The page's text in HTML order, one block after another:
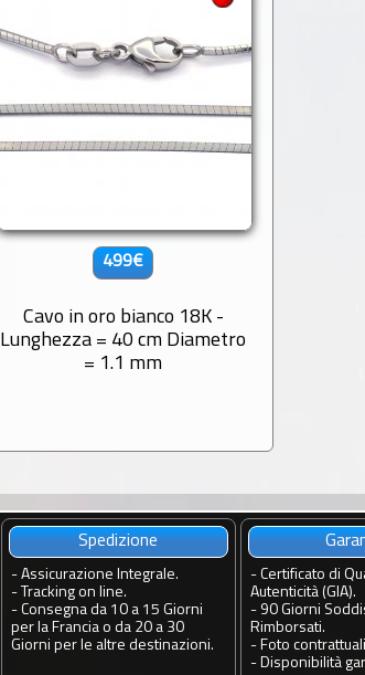
499€
Cavo in oro bianco 18K -
Lunghezza = 40 cm Diametro
= 1.1 mm
Spedizione
- Assicurazione Integrale.
- Tracking on line.
- Consegna da 10 a 15 Giorni
per la Francia o da 20 a 30
Giorni per le altre destinazioni.
- Certificato di
Autenticità (GIA).
- 90 Giorni
Rimborsati.
- Foto
- Disponibilità